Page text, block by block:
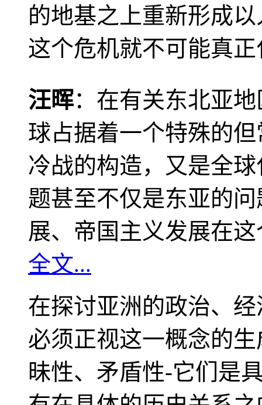
的地基之上重新形成
这个危机就不可能真
汪晖：在有关东北亚
球占据着一个特殊的
冷战的构造，又是全
题甚至不仅是东亚的
展、帝国主义发展在
全文...
在探讨亚洲的政治、
必须正视这一概念的
昧性、矛盾性-它们是